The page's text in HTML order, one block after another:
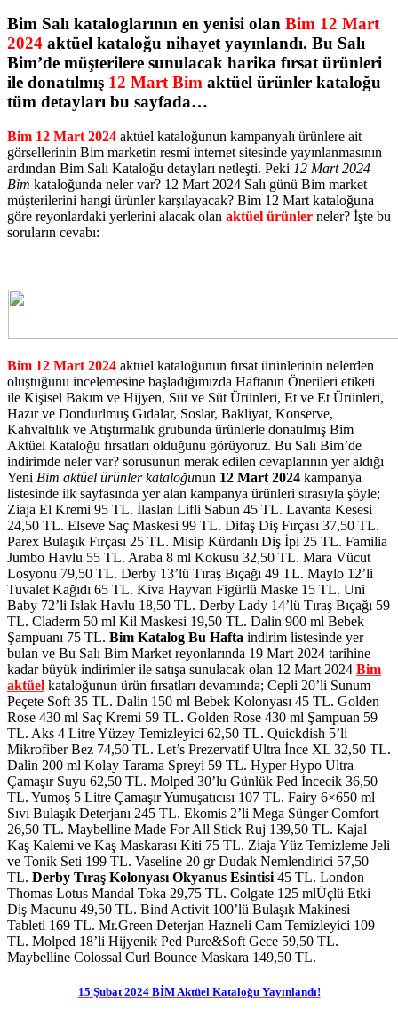
Bim Salı kataloglarının en yenisi olan Bim 12 Mart
2024 aktüel kataloğu nihayet yayınlandı. Bu Salı
Bim’de müşterilere sunulacak harika fırsat ürünleri
ile donatılmış 12 Mart Bim aktüel ürünler kataloğu
tüm detayları bu sayfada…
Bim 12 Mart 2024 aktüel kataloğunun kampanyalı ürünlere ait
görsellerinin Bim marketin resmi internet sitesinde yayınlanmasının
ardından Bim Salı Kataloğu detayları netleşti. Peki 12 Mart 2024
Bim kataloğunda neler var? 12 Mart 2024 Salı günü Bim market
müşterilerini hangi ürünler karşılayacak? Bim 12 Mart kataloğuna
göre reyonlardaki yerlerini alacak olan aktüel ürünler neler? İşte bu
soruların cevabı:
Bim 12 Mart 2024 aktüel kataloğunun fırsat ürünlerinin nelerden
oluştuğunu incelemesine başladığımızda Haftanın Önerileri etiketi
ile Kişisel Bakım ve Hijyen, Süt ve Süt Ürünleri, Et ve Et Ürünleri,
Hazır ve Dondurlmuş Gıdalar, Soslar, Bakliyat, Konserve,
Kahvaltılık ve Atıştırmalık grubunda ürünlerle donatılmış Bim
Aktüel Kataloğu fırsatları olduğunu görüyoruz. Bu Salı Bim’de
indirimde neler var? sorusunun merak edilen cevaplarının yer aldığı
Yeni Bim aktüel ürünler kataloğunun 12 Mart 2024 kampanya
listesinde ilk sayfasında yer alan kampanya ürünleri sırasıyla şöyle;
Ziaja El Kremi 95 TL. İlaslan Lifli Sabun 45 TL. Lavanta Kesesi
24,50 TL. Elseve Saç Maskesi 99 TL. Difaş Diş Fırçası 37,50 TL.
Parex Bulaşık Fırçası 25 TL. Misip Kürdanlı Diş İpi 25 TL. Familia
Jumbo Havlu 55 TL. Araba 8 ml Kokusu 32,50 TL. Mara Vücut
Losyonu 79,50 TL. Derby 13’lü Tıraş Bıçağı 49 TL. Maylo 12’li
Tuvalet Kağıdı 65 TL. Kiva Hayvan Figürlü Maske 15 TL. Uni
Baby 72’li Islak Havlu 18,50 TL. Derby Lady 14’lü Tıraş Bıçağı 59
TL. Claderm 50 ml Kil Maskesi 19,50 TL. Dalin 900 ml Bebek
Şampuanı 75 TL. Bim Katalog Bu Hafta indirim listesinde yer
bulan ve Bu Salı Bim Market reyonlarında 19 Mart 2024 tarihine
kadar büyük indirimler ile satışa sunulacak olan 12 Mart 2024 Bim
aktüel kataloğunun ürün fırsatları devamında; Cepli 20’li Sunum
Peçete Soft 35 TL. Dalin 150 ml Bebek Kolonyası 45 TL. Golden
Rose 430 ml Saç Kremi 59 TL. Golden Rose 430 ml Şampuan 59
TL. Aks 4 Litre Yüzey Temizleyici 62,50 TL. Quickdish 5’li
Mikrofiber Bez 74,50 TL. Let’s Prezervatif Ultra İnce XL 32,50 TL.
Dalin 200 ml Kolay Tarama Spreyi 59 TL. Hyper Hypo Ultra
Çamaşır Suyu 62,50 TL. Molped 30’lu Günlük Ped İncecik 36,50
TL. Yumoş 5 Litre Çamaşır Yumuşatıcısı 107 TL. Fairy 6×650 ml
Sıvı Bulaşık Deterjanı 245 TL. Ekomis 2’li Mega Sünger Comfort
26,50 TL. Maybelline Made For All Stick Ruj 139,50 TL. Kajal
Kaş Kalemi ve Kaş Maskarası Kiti 75 TL. Ziaja Yüz Temizleme Jeli
ve Tonik Seti 199 TL. Vaseline 20 gr Dudak Nemlendirici 57,50
TL. Derby Tıraş Kolonyası Okyanus Esintisi 45 TL. London
Thomas Lotus Mandal Toka 29,75 TL. Colgate 125 mlÜçlü Etki
Diş Macunu 49,50 TL. Bind Activit 100’lü Bulaşık Makinesi
Tableti 169 TL. Mr.Green Deterjan Hazneli Cam Temizleyici 109
TL. Molped 18’li Hijyenik Ped Pure&Soft Gece 59,50 TL.
Maybelline Colossal Curl Bounce Maskara 149,50 TL.
15 Şubat 2024 BİM Aktüel Kataloğu Yayınlandı!